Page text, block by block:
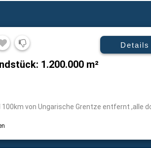
Details
1.200.000 m²
100km von Ungarische Grentze entfernt ,alle